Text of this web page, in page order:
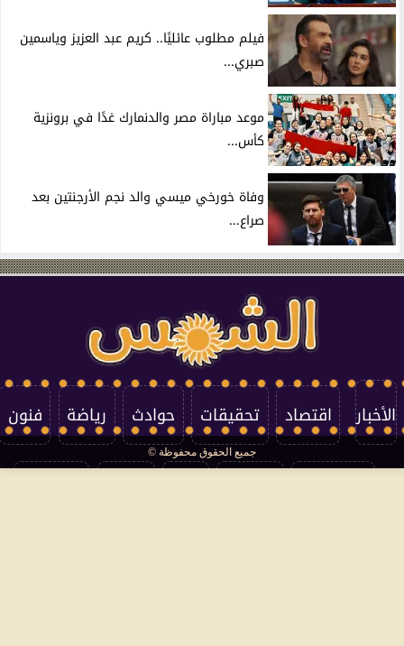
فيلم مطلوب عائليًا.. كريم عبد العزيز وياسمين
صبري...
موعد مباراة مصر والدنمارك غدًا في برونزية
كأس...
وفاة خورخي ميسي والد نجم الأرجنتين بعد
صراع...
الأخبار اقتصاد تحقيقات حوادث رياضة فنون
جميع الحقوق محفوظة ©